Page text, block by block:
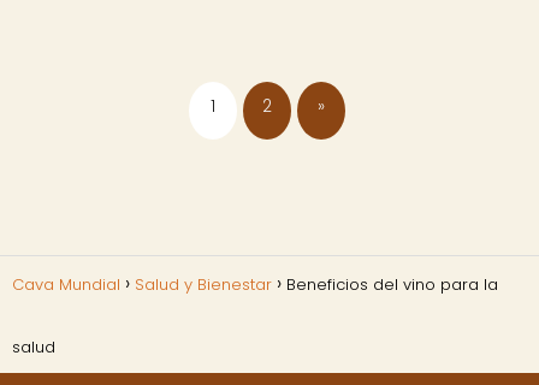
1 2 »
Cava Mundial Salud y Bienestar Beneficios del vino para la
salud